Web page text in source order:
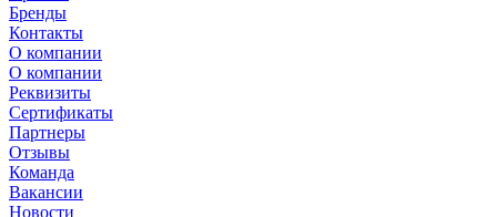
Бренды
Контакты
О компании
О компании
Реквизиты
Сертификаты
Партнеры
Отзывы
Команда
Вакансии
Новости